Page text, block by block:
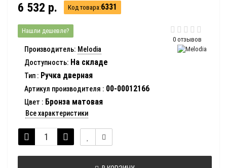
0 отзывов
6 532 р. Код товара:6331
Нашли дешевле?
Производитель: Melodia
Доступность: На складе
Тип : Ручка дверная
Артикул производителя : 00-00012166
Цвет : Бронза матовая
Все характеристики